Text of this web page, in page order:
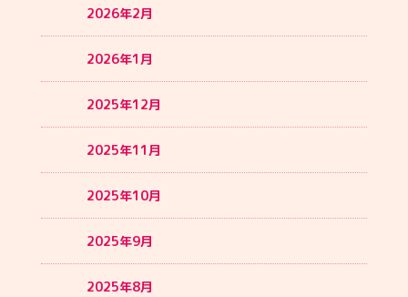
2026年2月
2026年1月
2025年12月
2025年11月
2025年10月
2025年9月
2025年8月